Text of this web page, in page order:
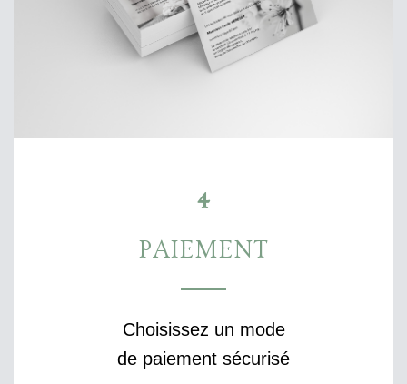
4
PAIEMENT
Choisissez un mode
de paiement sécurisé